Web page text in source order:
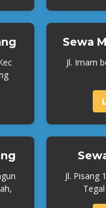
Sewa
Jl. Imam
Jl. Pisang